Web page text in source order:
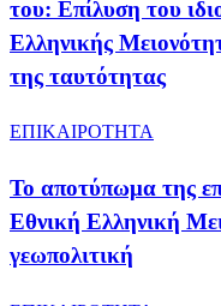
του: Επίλυση του
Ελληνικής
της ταυτότητας
ΕΠΙΚΑΙΡΟΤΗΤΑ
Το αποτύπωμα της
Εθνική Ελληνική
γεωπολιτική